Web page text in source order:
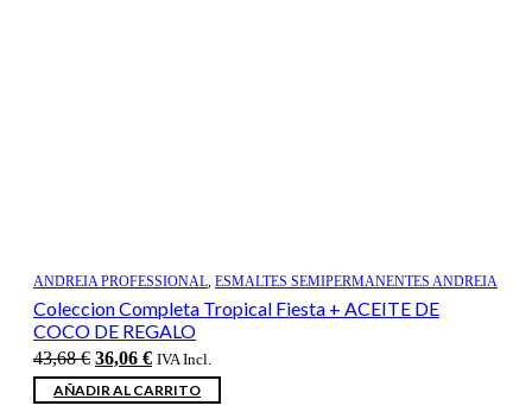
ANDREIA PROFESSIONAL, ESMALTES SEMIPERMANENTES ANDREIA
Coleccion Completa Tropical Fiesta + ACEITE DE
COCO DE REGALO
43,68€ El
precio
original
36,06 €El
precio
actual
IVA Incl.
AÑADIR AL CARRITO